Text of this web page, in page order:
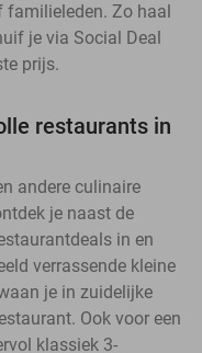
familieleden. Zo haal
je via Social Deal
prijs.
restaurants in
andere culinaire
je naast de
in en
verrassende kleine
je in zuidelijke
Ook voor een
klassiek 3-